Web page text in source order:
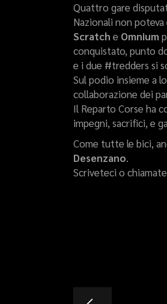
Quattro gare
Nazionali non
Scratch e Omnium
conquistato, punto
e i due #tredders si
Sul podio insieme a
collaborazione dei
Il Reparto Corse ha
impegni, sacrifici, e
Come tutte le bici,
Desenzano.
Scriveteci o